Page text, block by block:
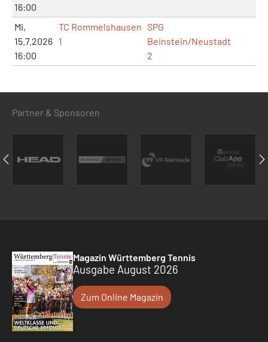
16:00
Mi,
15.7.2026
16:00
TC Rommelshausen
1
SPG
Beinstein/Neustadt
2
Partner & Sponsoren
Magazin Württemberg Tennis
Ausgabe August 2026
Zum Online Magazin